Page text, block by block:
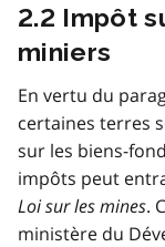
2.2 Impôt
miniers
En vertu du
certaines terres
sur les biens-
impôts peut
Loi sur les mines.
ministère du